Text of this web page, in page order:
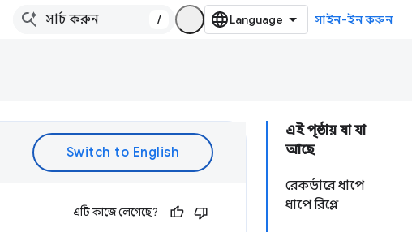
/ সাইন-ইন করুন
এই পৃষ্ঠায় যা যা
আছে
রেকর্ডারে ধাপে
ধাপে রিপ্লে
এটি কাজে লেগেছে?